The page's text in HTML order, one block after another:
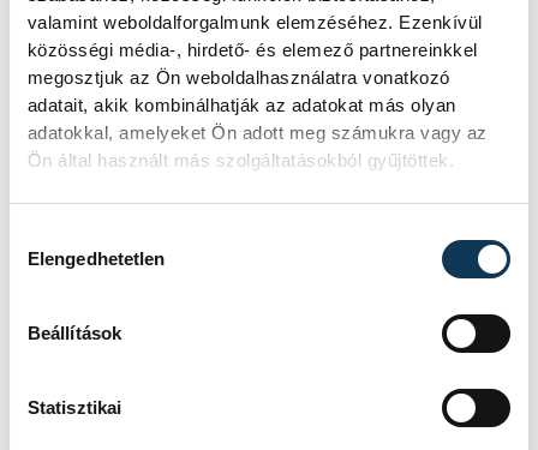
valamint weboldalforgalmunk elemzéséhez. Ezenkívül
közösségi média-, hirdető- és elemező partnereinkkel
megosztjuk az Ön weboldalhasználatra vonatkozó
adatait, akik kombinálhatják az adatokat más olyan
adatokkal, amelyeket Ön adott meg számukra vagy az
Ön által használt más szolgáltatásokból gyűjtöttek.
Elengedhetetlen
Beállítások
Statisztikai